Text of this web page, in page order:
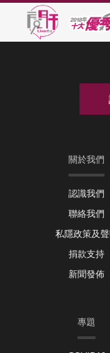
關於我們
認識我們
聯絡我們
私隱政策及聲
捐款支持
新聞發佈
專題